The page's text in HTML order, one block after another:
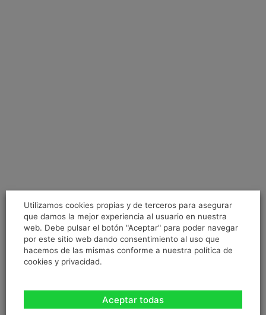
Utilizamos cookies propias y de terceros para asegurar
que damos la mejor experiencia al usuario en nuestra
web. Debe pulsar el botón "Aceptar" para poder navegar
por este sitio web dando consentimiento al uso que
hacemos de las mismas conforme a nuestra política de
cookies y privacidad.
Aceptar todas